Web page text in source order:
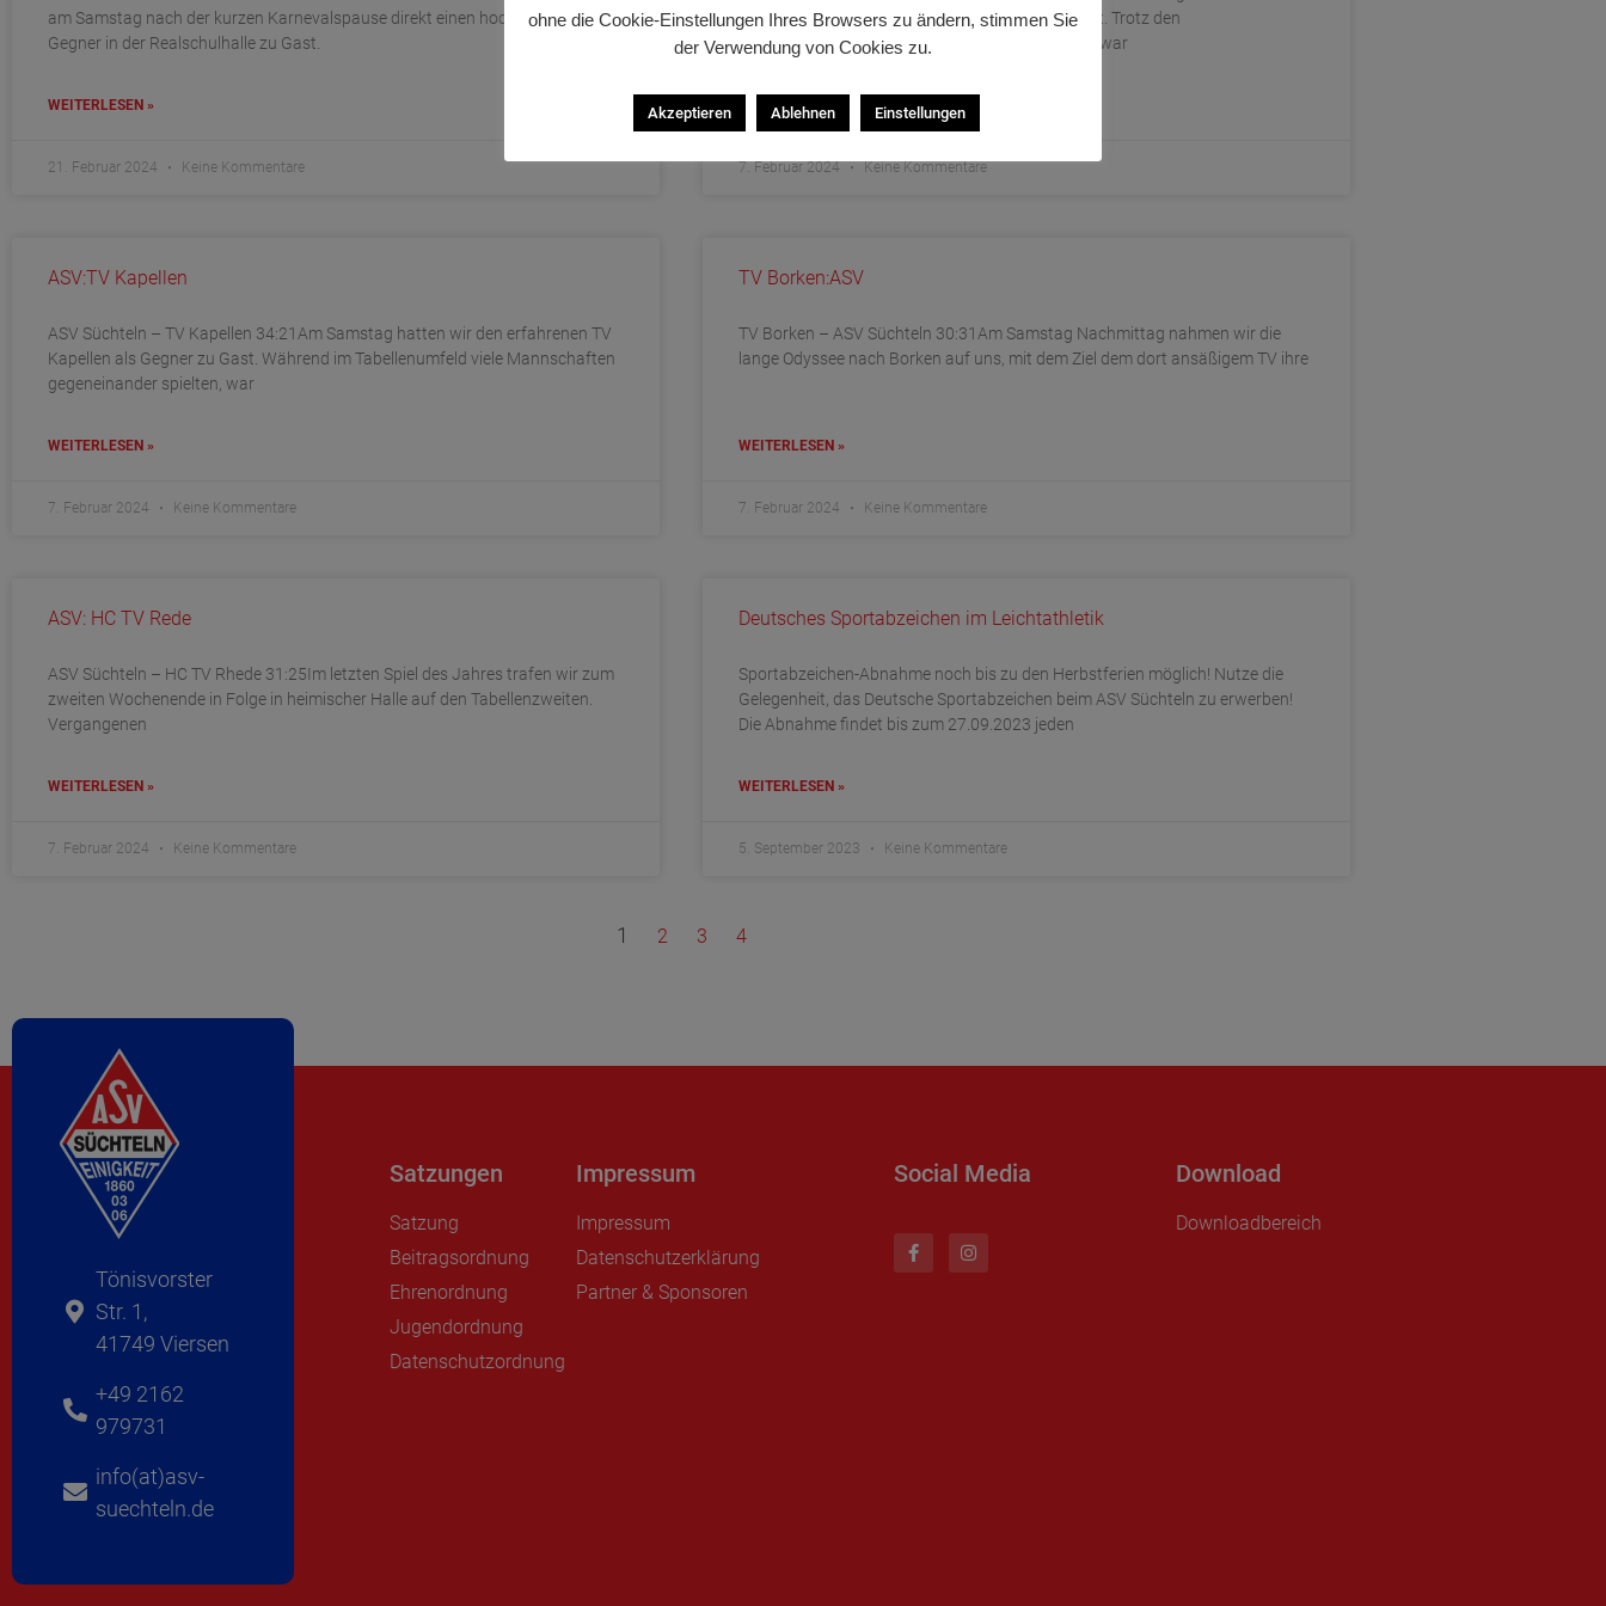
am Samstag nach der kurzen Karnevalspause direkt einen hochkarätigen
Gegner in der Realschulhalle zu Gast.
WEITERLESEN »
21. Februar 2024 Keine Kommentare
zweiten Mannschaft von Adler Königshof zu Gast. Trotz den
Tabellenverhältnissen und unserer Favoritenrolle war
WEITERLESEN »
7. Februar 2024 Keine Kommentare
ASV:TV Kapellen
ASV Süchteln – TV Kapellen 34:21Am Samstag hatten wir den erfahrenen TV
Kapellen als Gegner zu Gast. Während im Tabellenumfeld viele Mannschaften
gegeneinander spielten, war
WEITERLESEN »
7. Februar 2024 Keine Kommentare
TV Borken:ASV
TV Borken – ASV Süchteln 30:31Am Samstag Nachmittag nahmen wir die
lange Odyssee nach Borken auf uns, mit dem Ziel dem dort ansäßigem TV ihre
WEITERLESEN »
7. Februar 2024 Keine Kommentare
ASV: HC TV Rede
ASV Süchteln – HC TV Rhede 31:25Im letzten Spiel des Jahres trafen wir zum
zweiten Wochenende in Folge in heimischer Halle auf den Tabellenzweiten.
Vergangenen
WEITERLESEN »
7. Februar 2024 Keine Kommentare
Deutsches Sportabzeichen im Leichtathletik
Sportabzeichen-Abnahme noch bis zu den Herbstferien möglich! Nutze die
Gelegenheit, das Deutsche Sportabzeichen beim ASV Süchteln zu erwerben!
Die Abnahme findet bis zum 27.09.2023 jeden
WEITERLESEN »
5. September 2023 Keine Kommentare
1 2 3 4
Tönisvorster
Str. 1,
41749 Viersen
+49 2162
979731
info(at)asv-
suechteln.de
Satzungen
Satzung
Beitragsordnung
Ehrenordnung
Jugendordnung
Datenschutzordnung
Impressum
Impressum
Datenschutzerklärung
Partner & Sponsoren
Social Media Download
Downloadbereich
ohne die Cookie-Einstellungen Ihres Browsers zu ändern, stimmen Sie
der Verwendung von Cookies zu.
Akzeptieren Ablehnen Einstellungen